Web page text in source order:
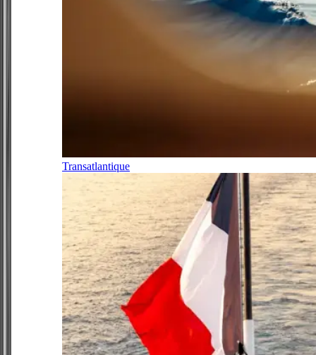
Transatlantique